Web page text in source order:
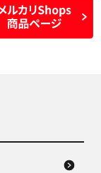
がみられ、短期
用できるくらい
の中古品